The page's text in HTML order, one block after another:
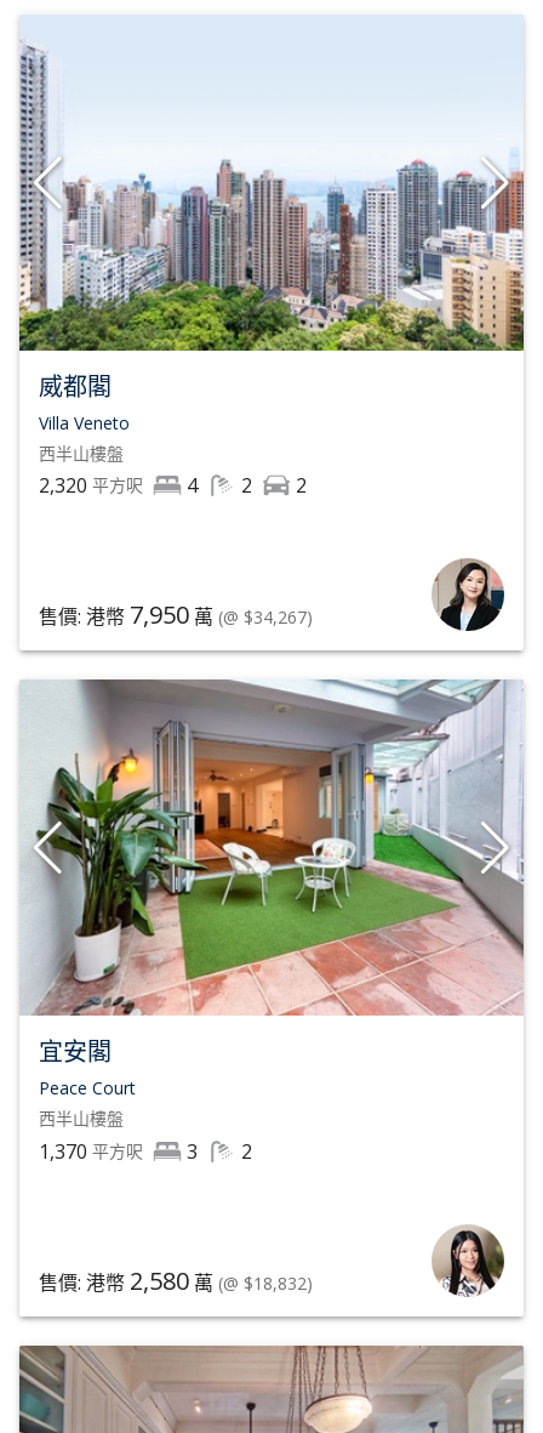
威都閣
Villa Veneto
西半山樓盤
2,320 平方呎 4 2 2
售價: 港幣 7,950 萬 (@ $34,267)
宜安閣
Peace Court
西半山樓盤
1,370 平方呎 3 2
售價: 港幣 2,580 萬 (@ $18,832)